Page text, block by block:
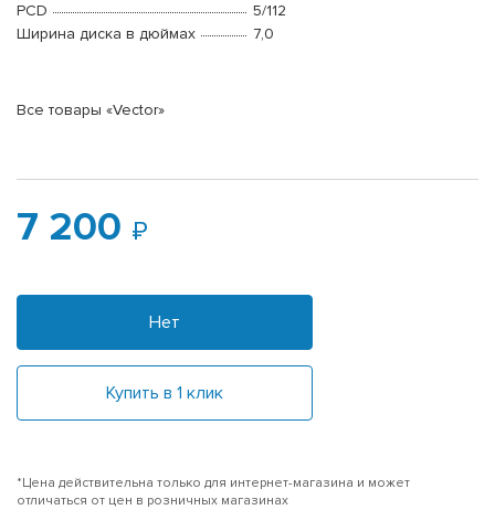
PCD
5/112
Ширина диска в дюймах
7,0
Все товары «Vector»
7 200
Нет
Купить в 1 клик
*Цена действительна только для интернет-магазина и может
отличаться от цен в розничных магазинах